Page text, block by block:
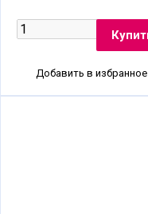
Добавить в избранное